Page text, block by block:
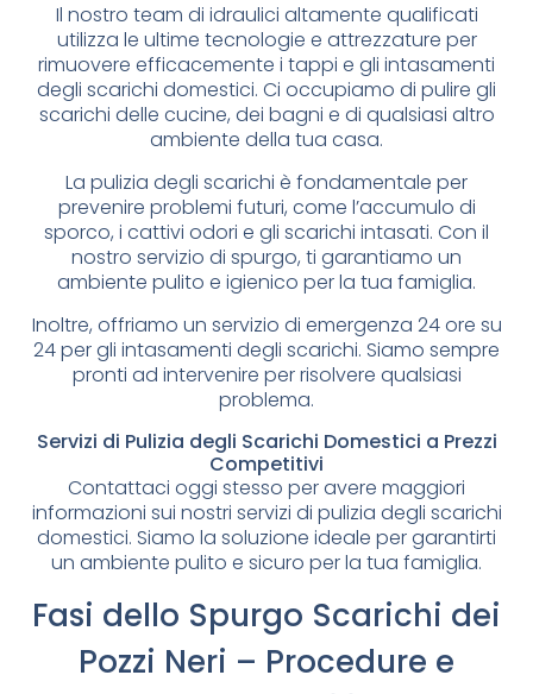
Il nostro team di idraulici altamente qualificati
utilizza le ultime tecnologie e attrezzature per
rimuovere efficacemente i tappi e gli intasamenti
degli scarichi domestici. Ci occupiamo di pulire gli
scarichi delle cucine, dei bagni e di qualsiasi altro
ambiente della tua casa.
La pulizia degli scarichi è fondamentale per
prevenire problemi futuri, come l’accumulo di
sporco, i cattivi odori e gli scarichi intasati. Con il
nostro servizio di spurgo, ti garantiamo un
ambiente pulito e igienico per la tua famiglia.
Inoltre, offriamo un servizio di emergenza 24 ore su
24 per gli intasamenti degli scarichi. Siamo sempre
pronti ad intervenire per risolvere qualsiasi
problema.
Servizi di Pulizia degli Scarichi Domestici a Prezzi
Competitivi
Contattaci oggi stesso per avere maggiori
informazioni sui nostri servizi di pulizia degli scarichi
domestici. Siamo la soluzione ideale per garantirti
un ambiente pulito e sicuro per la tua famiglia.
Fasi dello Spurgo Scarichi dei
Pozzi Neri – Procedure e